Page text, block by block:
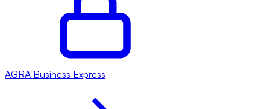
AGRA Business Express